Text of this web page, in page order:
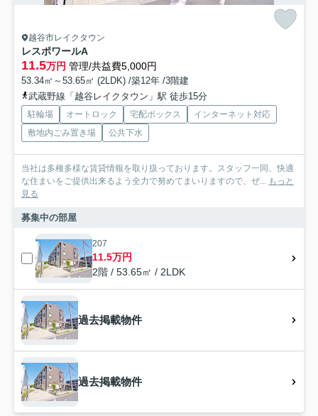
越谷市レイクタウン
レスポワールA
11.5万円 管理/共益費5,000円
53.34㎡～53.65㎡ (2LDK) /築12年 /3階建
武蔵野線「越谷レイクタウン」駅 徒歩15分
駐輪場 オートロック 宅配ボックス
インターネット対応
敷地内ごみ置き場
公共下水
当社は多種多様な賃貸情報を取り扱っております。スタッフ一同、快適
な住まいをご提供出来るよう全力で努めてまいりますので、ぜ... もっと
見る
募集中の部屋
207
11.5万円
2階 / 53.65㎡ / 2LDK
過去掲載物件
過去掲載物件